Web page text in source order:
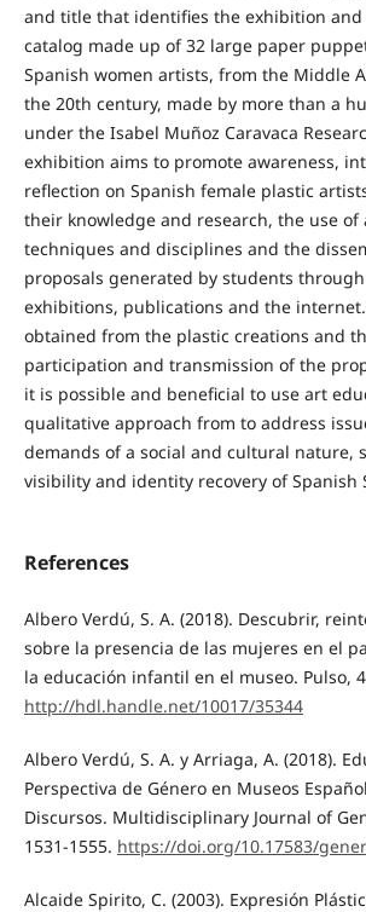
and title that identifies the exhibition
catalog made up of 32 large paper
Spanish women artists, from the Middle
the 20th century, made by more than a
under the Isabel Muñoz Caravaca
exhibition aims to promote awareness,
reflection on Spanish female plastic
their knowledge and research, the use of
techniques and disciplines and the
proposals generated by students
exhibitions, publications and the
obtained from the plastic creations and
participation and transmission of the
it is possible and beneficial to use art
qualitative approach from to address
demands of a social and cultural nature,
visibility and identity recovery of Spanish
References
Albero Verdú, S. A. (2018). Descubrir,
sobre la presencia de las mujeres en el
la educación infantil en el museo. Pulso,
http://hdl.handle.net/10017/35344
Albero Verdú, S. A. y Arriaga, A. (2018).
Perspectiva de Género en Museos
Discursos. Multidisciplinary Journal of
1531-1555. https://doi.org/10.17583/
Alcaide Spirito, C. (2003). Expresión